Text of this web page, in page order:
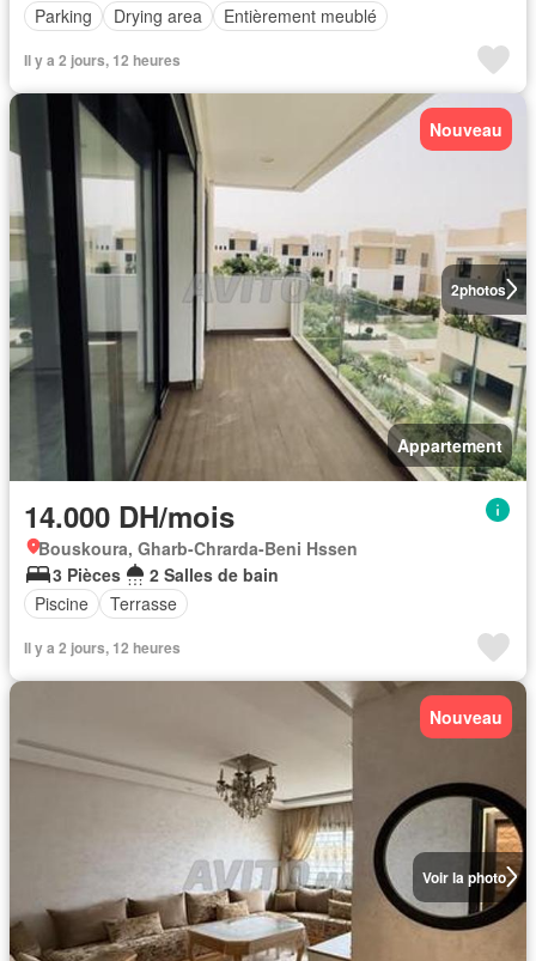
Parking
Drying area Entièrement meublé
Il y a 2 jours, 12 heures
2photos
Nouveau
Appartement
14.000 DH/mois
Bouskoura, Gharb-Chrarda-Beni Hssen
3 Pièces
2 Salles de bain
Piscine
Terrasse
Il y a 2 jours, 12 heures
Voir la photo
Nouveau